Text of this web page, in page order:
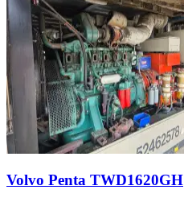
Volvo Penta TWD1620GH